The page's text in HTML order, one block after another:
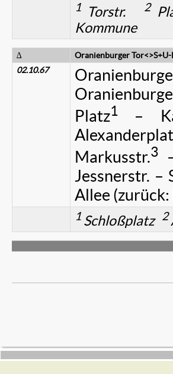
1 Torstr. 2
Kommune
∆
Oranienburger
02.10.67
Platz1 –
Markusstr.3
Jessnerstr. –
Allee
1 Schloßplatz 2